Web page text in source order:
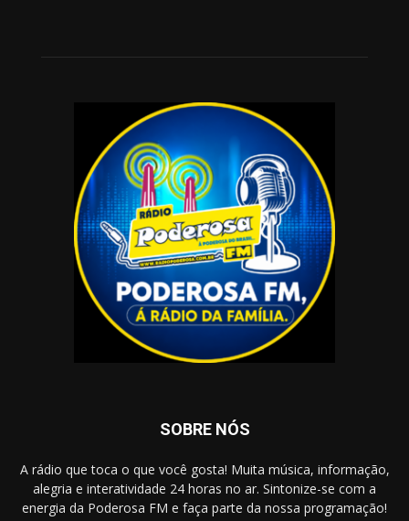
SOBRE NÓS
A rádio que toca o que você gosta! Muita música, informação,
alegria e interatividade 24 horas no ar. Sintonize-se com a
energia da Poderosa FM e faça parte da nossa programação!